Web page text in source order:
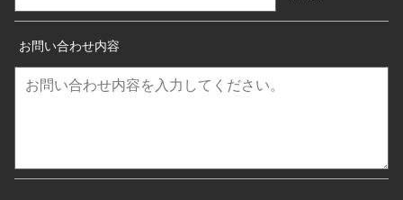
お問い合わせ内容